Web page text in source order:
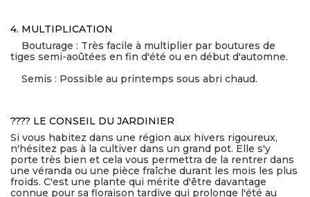
4. MULTIPLICATION
Bouturage : Très facile à multiplier par boutures de
tiges semi-aoûtées en fin d'été ou en début d'automne.
Semis : Possible au printemps sous abri chaud.
???? LE CONSEIL DU JARDINIER
Si vous habitez dans une région aux hivers rigoureux,
n'hésitez pas à la cultiver dans un grand pot. Elle s'y
porte très bien et cela vous permettra de la rentrer dans
une véranda ou une pièce fraîche durant les mois les plus
froids. C'est une plante qui mérite d'être davantage
connue pour sa floraison tardive qui prolonge l'été au